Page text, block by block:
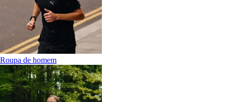
Roupa de homem